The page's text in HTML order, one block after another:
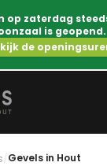
op zaterdag
is geopend.
de
/Gevels in Hout